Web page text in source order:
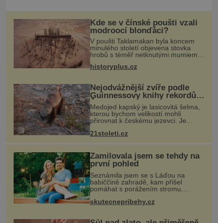
Kde se v čínské poušti vzali
modroocí blonďáci?
V poušti Taklamakan byla koncem
minulého století objevena stovka
hrobů s téměř netknutými mumiemi.
četnými milodary. Asi nejvíc přitom
historyplus.cz
Nejodvážnější zvíře podle
Guinnessovy knihy rekordů?
Šelmička s pruhem na
hřbetě!
Medojed kapský je lasicovitá šelma,
kterou bychom velikostí mohli
přirovnat k českému jezevci. Je
extrémně nebojácná, ostatně bývá
označována za nejodvážnější zvíře
21stoleti.cz
Zamilovala jsem se tehdy na
první pohled
Seznámila jsem se s Láďou na
babiččině zahradě, kam přišel
pomáhat s porážením stromu.
Babička mě před ním ale varovala…
Babička se mě často ptávala, kdy se
skutecnepribehy.cz